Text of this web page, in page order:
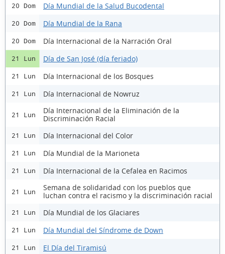
20 Dom Día Mundial de la Salud Bucodental
20 Dom Día Mundial de la Rana
20 Dom Día Internacional de la Narración Oral
21 Lun Día de San José (día feriado)
21 Lun Día Internacional de los Bosques
21 Lun Día Internacional de Nowruz
21 Lun
Día Internacional de la Eliminación de la
Discriminación Racial
21 Lun Día Internacional del Color
21 Lun Día Mundial de la Marioneta
21 Lun Día Internacional de la Cefalea en Racimos
21 Lun
Semana de solidaridad con los pueblos que
luchan contra el racismo y la discriminación racial
21 Lun Día Mundial de los Glaciares
21 Lun Día Mundial del Síndrome de Down
21 Lun El Día del Tiramisú